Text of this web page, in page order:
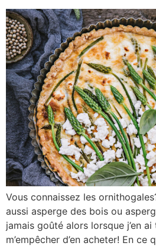
Vous connaissez les
aussi asperge des bois ou
jamais goûté alors lorsque j’en ai
m’empêcher d’en acheter! En